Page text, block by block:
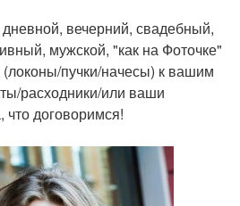
вечерний, свадебный,
мужской, "как на Фоточке"
пучки/начесы) к вашим
расходники/или ваши
договоримся!